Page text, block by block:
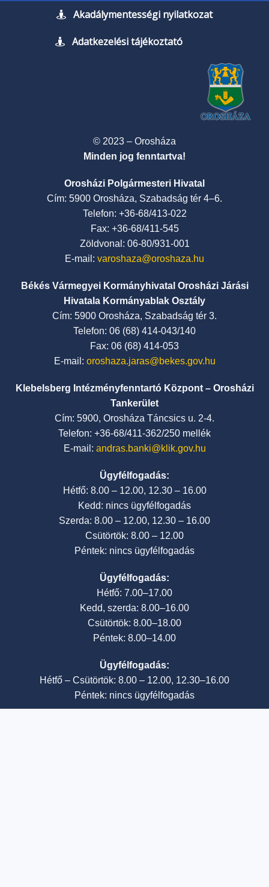
Akadálymentességi nyilatkozat
Adatkezelési tájékoztató
© 2023 – Orosháza
Minden jog fenntartva!
Orosházi Polgármesteri Hivatal
Cím: 5900 Orosháza, Szabadság tér 4–6.
Telefon: +36-68/413-022
Fax: +36-68/411-545
Zöldvonal: 06-80/931-001
E-mail: varoshaza@oroshaza.hu
Békés Vármegyei Kormányhivatal Orosházi Járási
Hivatala Kormányablak Osztály
Cím: 5900 Orosháza, Szabadság tér 3.
Telefon: 06 (68) 414-043/140
Fax: 06 (68) 414-053
E-mail: oroshaza.jaras@bekes.gov.hu
Klebelsberg Intézményfenntartó Központ – Orosházi
Tankerület
Cím: 5900, Orosháza Táncsics u. 2-4.
Telefon: +36-68/411-362/250 mellék
E-mail: andras.banki@klik.gov.hu
Ügyfélfogadás:
Hétfő: 8.00 – 12.00, 12.30 – 16.00
Kedd: nincs ügyfélfogadás
Szerda: 8.00 – 12.00, 12.30 – 16.00
Csütörtök: 8.00 – 12.00
Péntek: nincs ügyfélfogadás
Ügyfélfogadás:
Hétfő: 7.00–17.00
Kedd, szerda: 8.00–16.00
Csütörtök: 8.00–18.00
Péntek: 8.00–14.00
Ügyfélfogadás:
Hétfő – Csütörtök: 8.00 – 12.00, 12.30–16.00
Péntek: nincs ügyfélfogadás